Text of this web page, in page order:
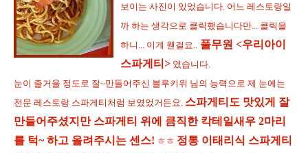
보이는 사진이 있었습니다. 어느 레스토랑일
까 하는 생각으로 클릭했습니다만... 클릭을
하니... 이게 웬걸요.. 풀무원 <우리아이
스파게티> 였습니다.
눈이 즐거울 정도로 잘~만들어주신 블루키위 님의 능력으로 제 눈에는
전문 레스토랑 스파게티처럼 보였었거든요. 스파게티도 맛있게 잘
만들어주셨지만 스파게티 위에 큼직한 칵테일새우 2마리
를 턱~ 하고 올려주시는 센스! ㅎㅎ 정통 이태리식 스파게티